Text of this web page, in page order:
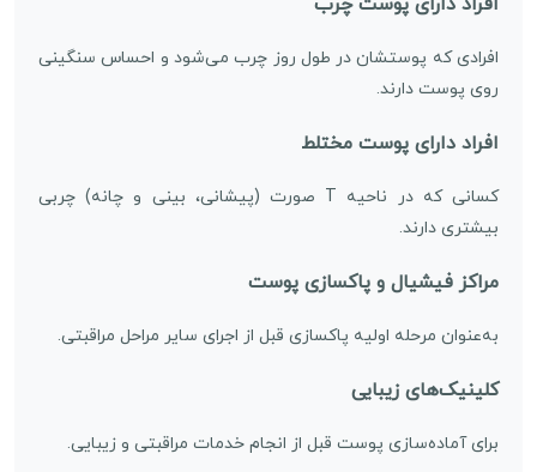
افراد دارای پوست چرب
افرادی که پوستشان در طول روز چرب می‌شود و احساس سنگینی
روی پوست دارند.
افراد دارای پوست مختلط
کسانی که در ناحیه T صورت (پیشانی، بینی و چانه) چربی
بیشتری دارند.
مراکز فیشیال و پاکسازی پوست
به‌عنوان مرحله اولیه پاکسازی قبل از اجرای سایر مراحل مراقبتی.
کلینیک‌های زیبایی
برای آماده‌سازی پوست قبل از انجام خدمات مراقبتی و زیبایی.